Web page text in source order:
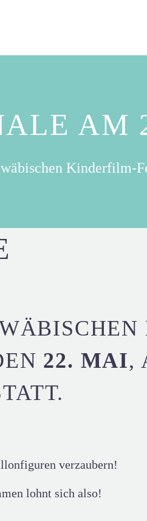
AM
Kinderfilm-
22. MAI,
verzaubern!
lohnt sich also!